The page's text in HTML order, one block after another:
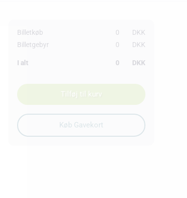
Billetkøb 0
DKK
Billetgebyr
0 DKK
I alt 0 DKK